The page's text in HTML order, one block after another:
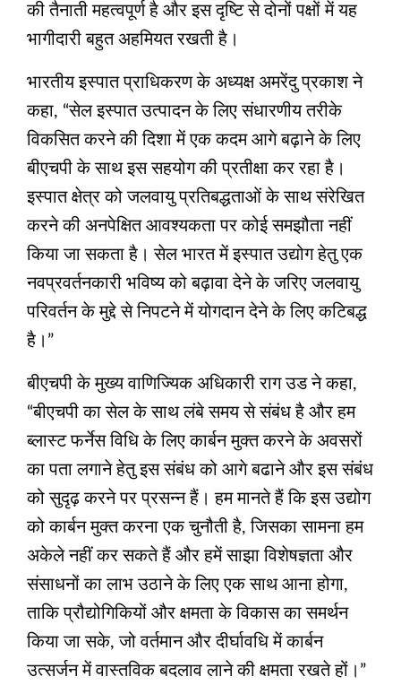
की तैनाती महत्वपूर्ण है और इस दृष्टि से दोनों पक्षों में यह
भागीदारी बहुत अहमियत रखती है।
भारतीय इस्पात प्राधिकरण के अध्यक्ष अमरेंदु प्रकाश ने
कहा, “सेल इस्पात उत्पादन के लिए संधारणीय तरीके
विकसित करने की दिशा में एक कदम आगे बढ़ाने के लिए
बीएचपी के साथ इस सहयोग की प्रतीक्षा कर रहा है।
इस्पात क्षेत्र को जलवायु प्रतिबद्धताओं के साथ संरेखित
करने की अनपेक्षित आवश्यकता पर कोई समझौता नहीं
किया जा सकता है। सेल भारत में इस्पात उद्योग हेतु एक
नवप्रवर्तनकारी भविष्य को बढ़ावा देने के जरिए जलवायु
परिवर्तन के मुद्दे से निपटने में योगदान देने के लिए कटिबद्ध
है।”
बीएचपी के मुख्य वाणिज्यिक अधिकारी राग उड ने कहा,
“बीएचपी का सेल के साथ लंबे समय से संबंध है और हम
ब्लास्ट फर्नेस विधि के लिए कार्बन मुक्त करने के अवसरों
का पता लगाने हेतु इस संबंध को आगे बढाने और इस संबंध
को सुदृढ़ करने पर प्रसन्न हैं। हम मानते हैं कि इस उद्योग
को कार्बन मुक्त करना एक चुनौती है, जिसका सामना हम
अकेले नहीं कर सकते हैं और हमें साझा विशेषज्ञता और
संसाधनों का लाभ उठाने के लिए एक साथ आना होगा,
ताकि प्रौद्योगिकियों और क्षमता के विकास का समर्थन
किया जा सके, जो वर्तमान और दीर्घावधि में कार्बन
उत्सर्जन में वास्तविक बदलाव लाने की क्षमता रखते हों।”